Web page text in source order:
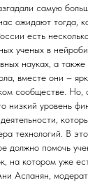
самую
ожидают тогда,
есть
ученых в
науках, а
вместе они –
сообществе.
низкий уровень
технологий. В
должно помочь
на котором уже
Асланян,